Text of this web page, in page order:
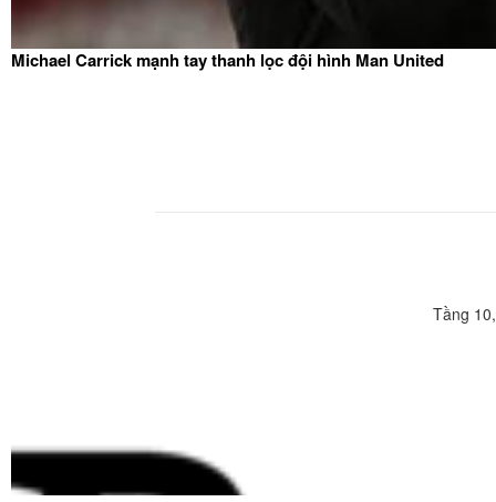
Michael Carrick mạnh tay thanh lọc đội hình Man United
Tầng